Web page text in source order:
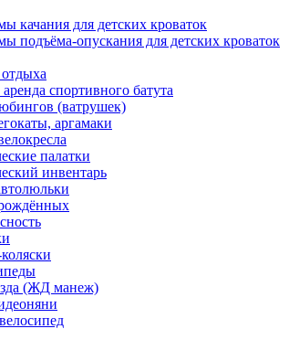
качания для детских кроваток
подъёма-опускания для детских кроваток
спортивного батута
(ватрушек)
аргамаки
палатки
инвентарь
(ЖД манеж)